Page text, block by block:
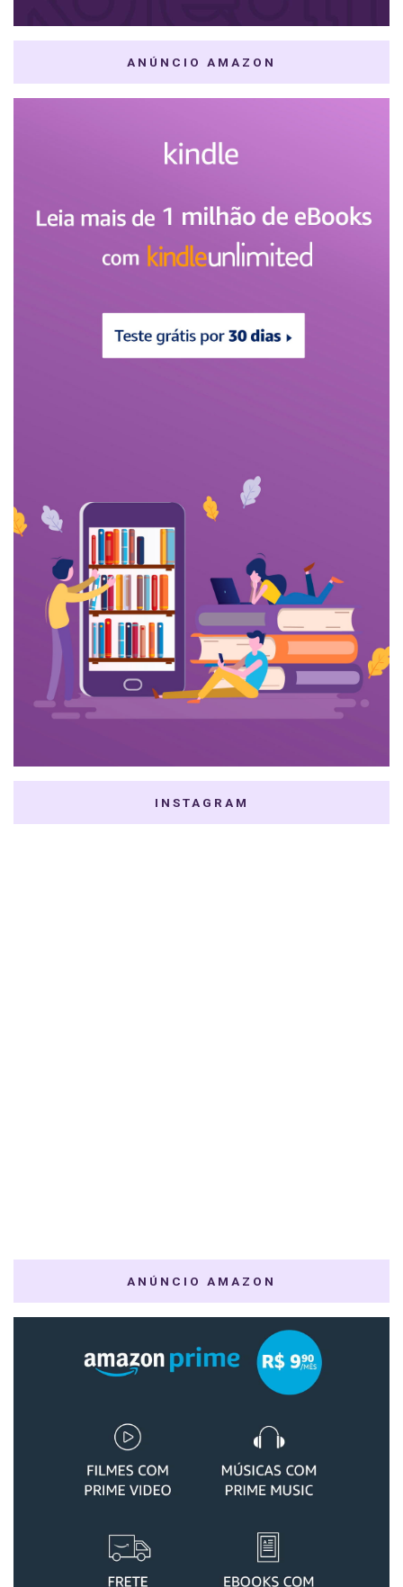
ANÚNCIO AMAZON
INSTAGRAM
ANÚNCIO AMAZON